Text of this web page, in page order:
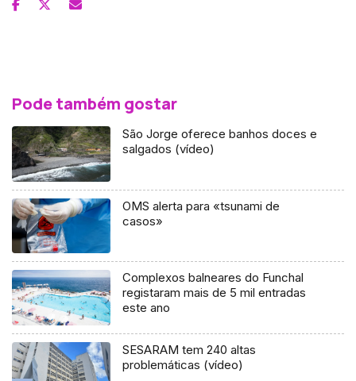
Pode também gostar
São Jorge oferece banhos doces e
salgados (vídeo)
OMS alerta para «tsunami de
casos»
Complexos balneares do Funchal
registaram mais de 5 mil entradas
este ano
SESARAM tem 240 altas
problemáticas (vídeo)